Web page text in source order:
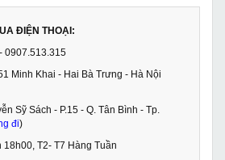
ĐIỆN THOẠI:
0907.513.315
Minh Khai - Hai Bà Trưng - Hà Nội
Sỹ Sách - P.15 - Q. Tân Bình - Tp.
đi)
18h00, T2- T7 Hàng Tuần